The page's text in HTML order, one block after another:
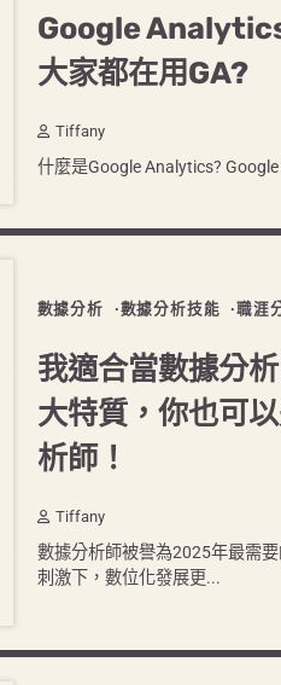
Google
大家都在用GA?
Tiffany
什麼是Google Analytics?
數據分析 數據分析技能 職涯
我適合當數據分
大特質，你也可
析師！
Tiffany
數據分析師被譽為2025年最需
刺激下，數位化發展更...